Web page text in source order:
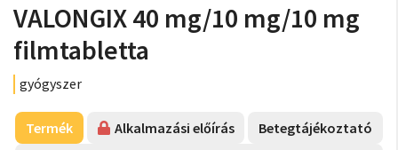
VALONGIX 40 mg/10 mg/10 mg
filmtabletta
gyógyszer
Termék Alkalmazási előírás
Betegtájékoztató